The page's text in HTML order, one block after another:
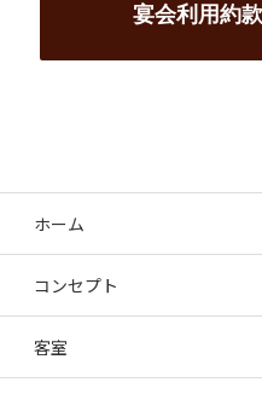
宴会利用約
ホーム
コンセプト
客室